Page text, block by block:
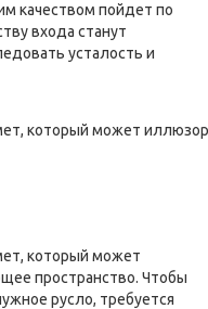
качеством пойдет по
входа станут
усталость и
который может
который может
пространство. Чтобы
русло, требуется